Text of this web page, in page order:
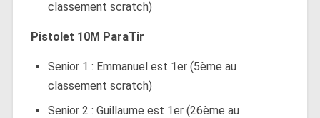
classement scratch)
Pistolet 10M ParaTir
Senior 1 : Emmanuel est 1er (5ème au
classement scratch)
Senior 2 : Guillaume est 1er (26ème au